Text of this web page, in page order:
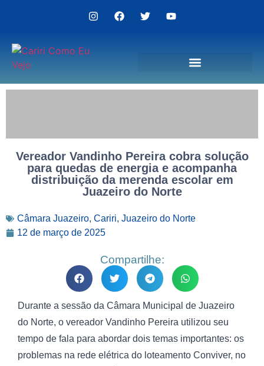
Vereador Vandinho Pereira cobra solução
para quedas de energia e acompanha
distribuição da merenda escolar em
Juazeiro do Norte
Câmara Juazeiro, Cariri, Juazeiro do Norte
12 de março de 2025
Compartilhe:
Durante a sessão da Câmara Municipal de Juazeiro
do Norte, o vereador Vandinho Pereira utilizou seu
tempo de fala para abordar dois temas importantes: os
problemas na rede elétrica do loteamento Conviver, no